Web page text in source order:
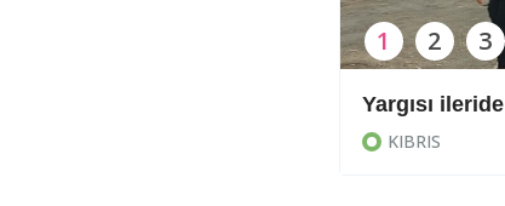
Yargısı ileride
KIBRIS
1 2 3